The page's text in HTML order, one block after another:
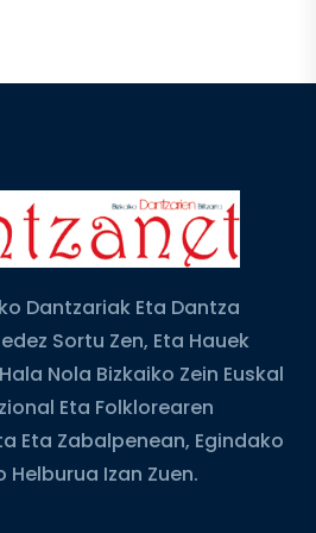
Dantzariak Eta Dantza
Sortu Zen, Eta Hauek
Nola Bizkaiko Zein Euskal
Eta Folklorearen
Eta Zabalpenean, Egindako
Izan Zuen.